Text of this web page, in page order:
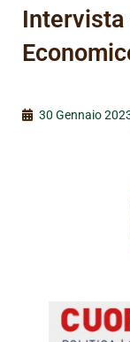
Intervista
30 Gennaio